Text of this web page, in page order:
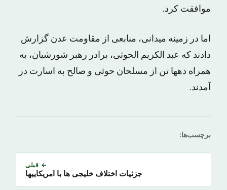
موافقت کرد.
اما در زمینه میدانی، منابعی از مقاومت عدن گزارش
دادند که عبد الکریم الحوثی، برادر رهبر شورشیان، به
همراه دهها تن از مسلحان حوثی و صالح به اسارت در
آمدند.
برچسب‌ها:
← قبلی
جزئیات اختلاف خلیجی ها با آمریکاییها